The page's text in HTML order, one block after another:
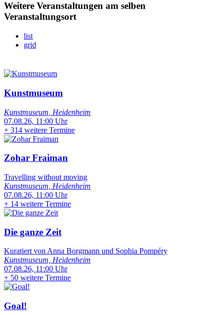
Weitere Veranstaltungen am selben
Veranstaltungsort
list
grid
Kunstmuseum
Kunstmuseum, Heidenheim
07.08.26, 11:00 Uhr
+ 314 weitere Termine
Zohar Fraiman
Travelling without moving
Kunstmuseum, Heidenheim
07.08.26, 11:00 Uhr
+ 14 weitere Termine
Die ganze Zeit
Kuratiert von Anna Borgmann und Sophia Pompéry
Kunstmuseum, Heidenheim
07.08.26, 11:00 Uhr
+ 50 weitere Termine
Goal!